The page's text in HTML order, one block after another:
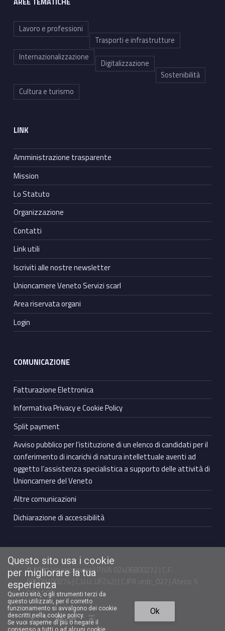
Lavoro e professioni
Trasporti e infrastrutture
Internazionalizzazione
Digitalizzazione
Sostenibilità
Cultura e turismo
LINK
Amministrazione trasparente
Mission
Lo Statuto
Organizzazione
Contatti
Link utili
Iscriviti alle nostre newsletter
Unioncamere Veneto Servizi scarl
Area riservata organi
Login
COMUNICAZIONE
Fatturazione Elettronica
Informativa Privacy e Cookie Policy
Split payment
Avviso pubblico per l’istituzione di un elenco di candidati per il
conferimento di incarichi di natura intellettuale aventi ad
oggetto l’assistenza specialistica a supporto delle attività di
Unioncamere del Veneto
Altre comunicazioni
Dichiarazione di accessibilità
© 2021 Unioncamere | P.IVA 02406800272 | C.F.
80009100274 | C.U.U. UFZ42J | C.IPA urdc_027 | Ateco: S
94.11.00
Facebook Unioncamere VenetoTwitter Unioncamere VenetoYoutube Unioncamere VenetoLinkedin Unioncamere Veneto Torna in cima ↑
Questo sito usa i cookie
per migliorare la tua
esperienza
Questo sito, o gli strumenti terzi da
questo utilizzati, per il corretto
funzionamento si avvalgono dei cookie
descritti nella cookie policy.
Se vuoi saperne di più o negare il
consenso a tutti o ad alcuni cookie,
Ok